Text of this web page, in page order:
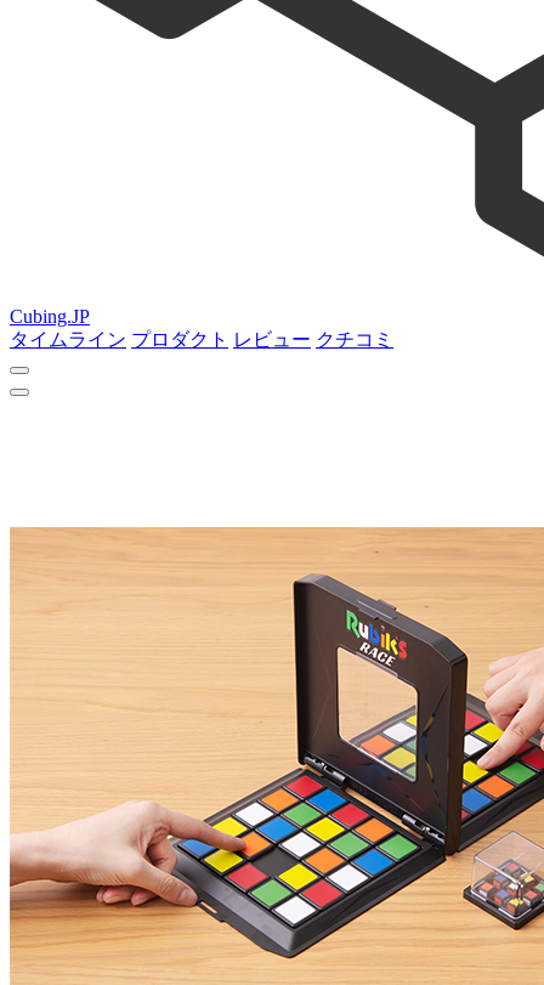
Cubing.JP
タイムライン プロダクト レビュー クチコミ